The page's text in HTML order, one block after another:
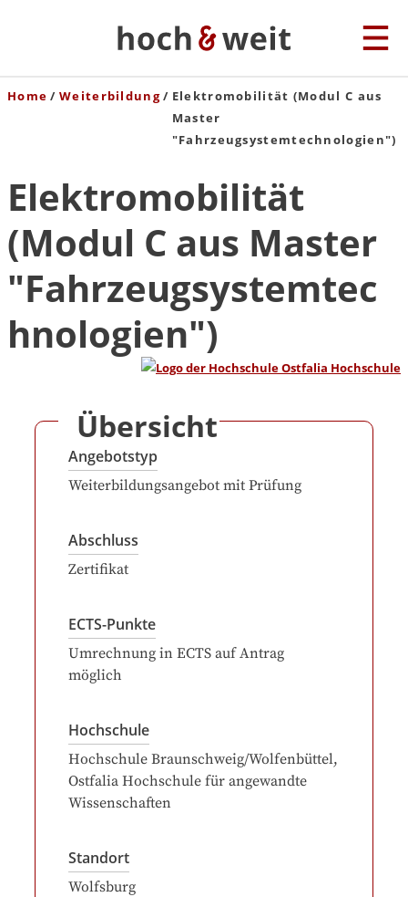
Home Weiterbildung
Elektromobilität (Modul C aus
Master
"Fahrzeugsystemtechnologien")
Elektromobilität
(Modul C aus Master
"Fahrzeugsystemtec
hnologien")
Übersicht
Angebotstyp
Weiterbildungsangebot mit Prüfung
Abschluss
Zertifikat
ECTS-Punkte
Umrechnung in ECTS auf Antrag
möglich
Hochschule
Hochschule Braunschweig/Wolfenbüttel,
Ostfalia Hochschule für angewandte
Wissenschaften
Standort
Wolfsburg